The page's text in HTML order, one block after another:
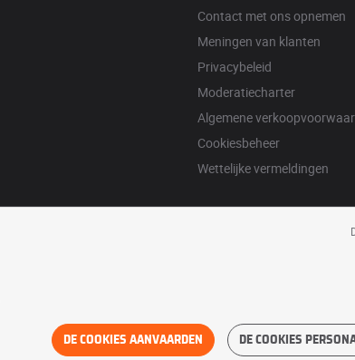
Contact met ons opnemen
Meningen van klanten
Privacybeleid
Moderatiecharter
Algemene
Cookiesbeheer
Wettelijke vermeldingen
DE COOKIES AANVAARDEN DE COOKIES